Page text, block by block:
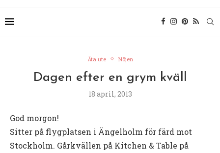
Äta ute Nöjen
Dagen efter en grym kväll
18 april, 2013
God morgon!
Sitter på flygplatsen i Ängelholm för färd mot
Stockholm. Gårkvällen på Kitchen & Table på